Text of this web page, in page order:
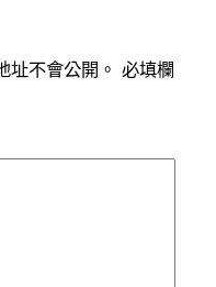
址不會公開。 必填欄